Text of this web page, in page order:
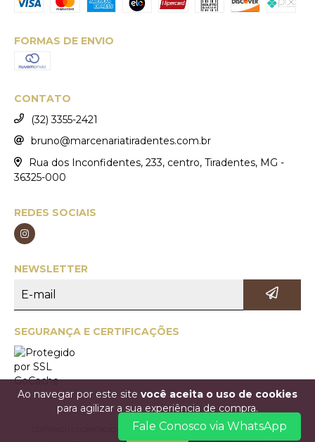
Ao navegar por este site você aceita o uso de cookies
para agilizar a sua experiência de compra.
FORMAS DE ENVIO
CONTATO
(32) 3355-2421
bruno@marcenariatiradentes.com.br
Rua dos Inconfidentes, 233, centro, Tiradentes, MG -
36325-000
REDES SOCIAIS
NEWSLETTER
SEGURANÇA E CERTIFICAÇÕES
COPYRIGHT COMERCIO DE MÓVEIS MARCENARIA TIRADENTES LTDA. -
Fale Conosco via WhatsApp